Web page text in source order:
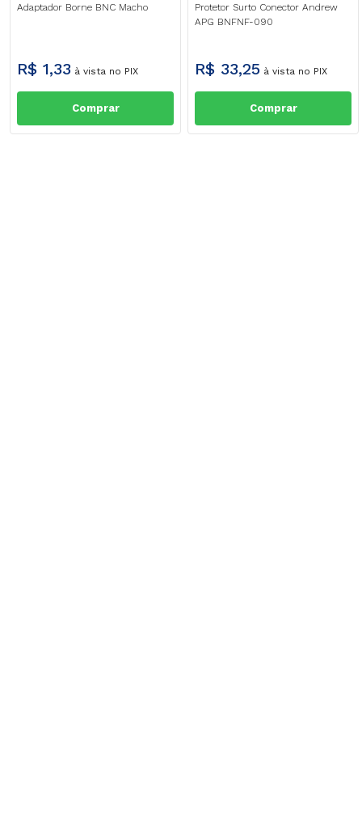
Adaptador Borne BNC Macho
R$ 1,33 à vista no PIX
Comprar
Protetor Surto Conector Andrew
APG BNFNF-090
R$ 33,25 à vista no PIX
Comprar